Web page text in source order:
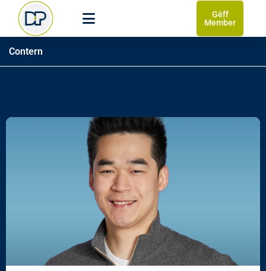
Gëff
Member
Contern